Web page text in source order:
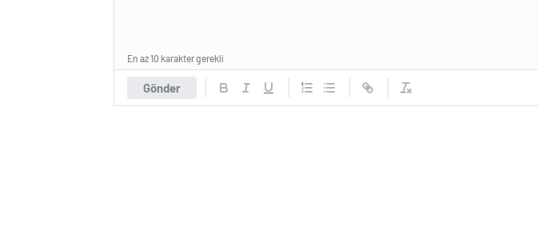
Gönder
En az 10 karakter gerekli